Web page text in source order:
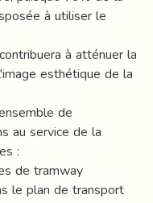
à utiliser le
à atténuer la
esthétique de la
de
au service de la
:
de tramway
le plan de transport